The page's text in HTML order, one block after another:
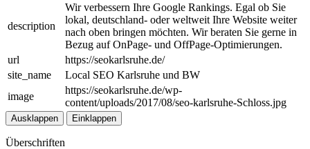
description
Wir verbessern Ihre Google Rankings. Egal ob Sie
lokal, deutschland- oder weltweit Ihre Website weiter
nach oben bringen möchten. Wir beraten Sie gerne in
Bezug auf OnPage- und OffPage-Optimierungen.
url
https://seokarlsruhe.de/
site_name
Local SEO Karlsruhe und BW
image
https://seokarlsruhe.de/wp-
content/uploads/2017/08/seo-karlsruhe-Schloss.jpg
Ausklappen Einklappen
Überschriften